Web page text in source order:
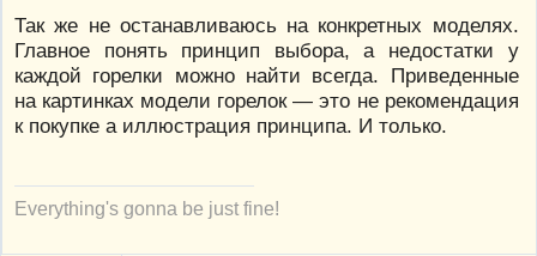
Так же не останавливаюсь на конкретных моделях.
Главное понять принцип выбора, а недостатки у
каждой горелки можно найти всегда. Приведенные
на картинках модели горелок — это не рекомендация
к покупке а иллюстрация принципа. И только.
Everything's gonna be just fine!